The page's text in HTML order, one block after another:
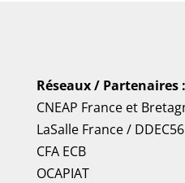
Réseaux / Partenaires :
CNEAP Franceet
LaSalle France/ DDEC56
CFA ECB
OCAPIAT